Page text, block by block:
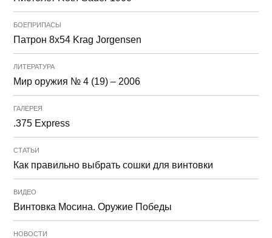
БОЕПРИПАСЫ
Патрон 8x54 Krag Jorgensen
ЛИТЕРАТУРА
Мир оружия № 4 (19) – 2006
ГАЛЕРЕЯ
.375 Express
СТАТЬИ
Как правильно выбрать сошки для винтовки
ВИДЕО
Винтовка Мосина. Оружие Победы
НОВОСТИ